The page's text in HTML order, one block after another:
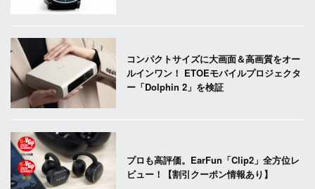
コンパクトサイズに大画面＆高画質をオー
ルインワン！ ETOEモバイルプロジェクタ
ー「Dolphin 2」を検証
プロも高評価。EarFun「Clip2」全方位レ
ビュー！【割引クーポン情報あり】